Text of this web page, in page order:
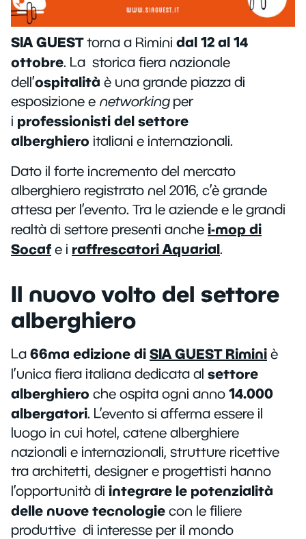
SIA GUESTtorna a Rimini dal 12 al 14
ottobre. La storica fiera nazionale
dell’ospitalità è una grande piazza di
esposizione e networkingper
i professionisti del settore
alberghiero italiani e internazionali.
Dato il forte incremento del mercato
alberghiero registrato nel 2016, c’è grande
attesa per l’evento. Tra le aziende e le grandi
realtà di settore presenti anche i-mop di
Socaf e i raffrescatori Aquarial.
Il nuovo volto del settore
alberghiero
La 66ma edizione di SIA GUEST Rimini è
l’unica fiera italiana dedicata al settore
alberghiero che ospita ogni anno 14.000
albergatori. L’evento si afferma essere il
luogo in cui hotel, catene alberghiere
nazionali e internazionali, strutture ricettive
tra architetti, designer e progettisti hanno
l’opportunità di integrare le potenzialità
delle nuove tecnologie con le filiere
produttive di interesse per il mondo